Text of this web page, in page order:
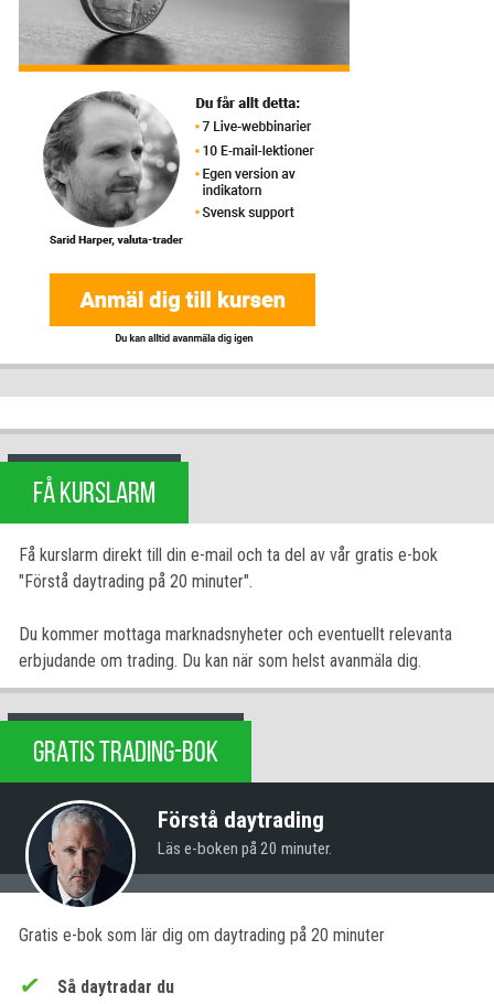
FÅ KURSLARM
Få kurslarm direkt till din e-mail och ta del av vår gratis e-bok
"Förstå daytrading på 20 minuter".
Du kommer mottaga marknadsnyheter och eventuellt relevanta
erbjudande om trading. Du kan när som helst avanmäla dig.
GRATIS TRADING-BOK
Förstå daytrading
Läs e-boken på 20 minuter.
Gratis e-bok som lär dig om daytrading på 20 minuter
Så daytradar du